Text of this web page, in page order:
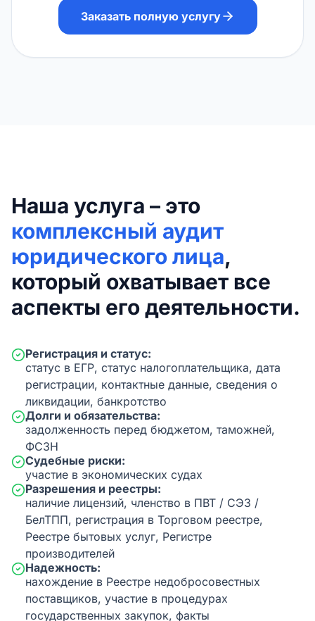
Заказать полную услугу
Наша услуга – это
комплексный аудит
юридического лица,
который охватывает все
аспекты его деятельности.
Регистрация и статус:
статус в ЕГР, статус налогоплательщика, дата
регистрации, контактные данные, сведения о
ликвидации, банкротство
Долги и обязательства:
задолженность перед бюджетом, таможней,
ФСЗН
Судебные риски:
участие в экономических судах
Разрешения и реестры:
наличие лицензий, членство в ПВТ / СЭЗ /
БелТПП, регистрация в Торговом реестре,
Реестре бытовых услуг, Регистре
производителей
Надежность:
нахождение в Реестре недобросовестных
поставщиков, участие в процедурах
государственных закупок, факты